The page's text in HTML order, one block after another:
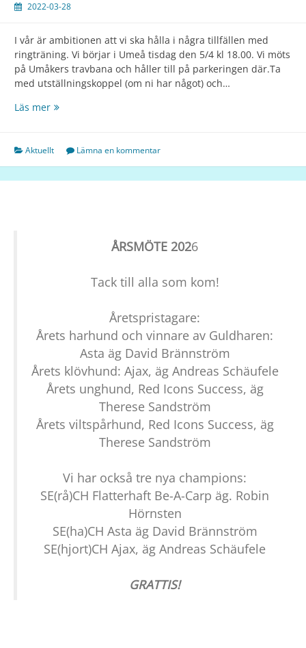
2022-03-28
I vår är ambitionen att vi ska hålla i några tillfällen med
ringträning. Vi börjar i Umeå tisdag den 5/4 kl 18.00. Vi möts
på Umåkers travbana och håller till på parkeringen där.Ta
med utställningskoppel (om ni har något) och…
Läs mer
Aktuellt Lämna en kommentar
ÅRSMÖTE 2026
Tack till alla som kom!
Åretspristagare:
Årets harhund och vinnare av Guldharen:
Asta äg David Brännström
Årets klövhund: Ajax, äg Andreas Schäufele
Årets unghund, Red Icons Success, äg
Therese Sandström
Årets viltspårhund, Red Icons Success, äg
Therese Sandström
Vi har också tre nya champions:
SE(rå)CH Flatterhaft Be-A-Carp äg. Robin
Hörnsten
SE(ha)CH Asta äg David Brännström
SE(hjort)CH Ajax, äg Andreas Schäufele
GRATTIS!